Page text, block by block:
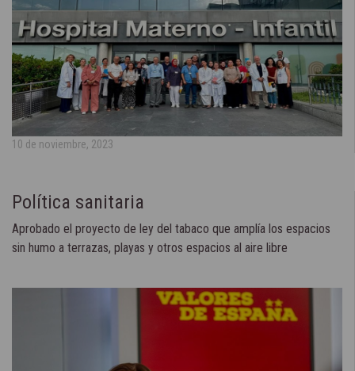
10 de noviembre, 2023
Política sanitaria
Aprobado el proyecto de ley del tabaco que amplía los espacios
sin humo a terrazas, playas y otros espacios al aire libre